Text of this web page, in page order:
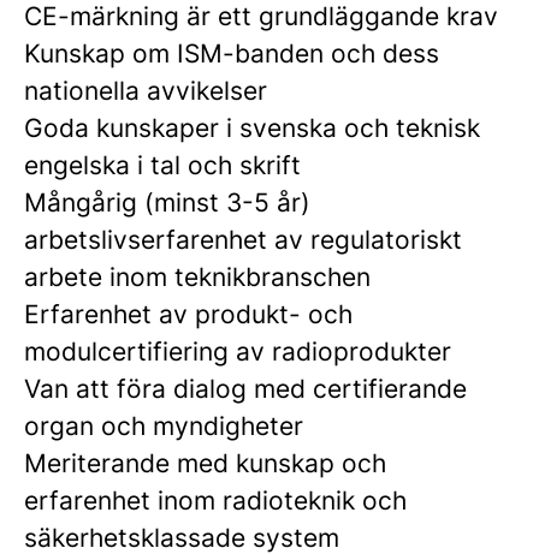
CE-märkning är ett grundläggande krav
Kunskap om ISM-banden och dess
nationella avvikelser
Goda kunskaper i svenska och teknisk
engelska i tal och skrift
Mångårig (minst 3-5 år)
arbetslivserfarenhet av regulatoriskt
arbete inom teknikbranschen
Erfarenhet av produkt- och
modulcertifiering av radioprodukter
Van att föra dialog med certifierande
organ och myndigheter
Meriterande med kunskap och
erfarenhet inom radioteknik och
säkerhetsklassade system